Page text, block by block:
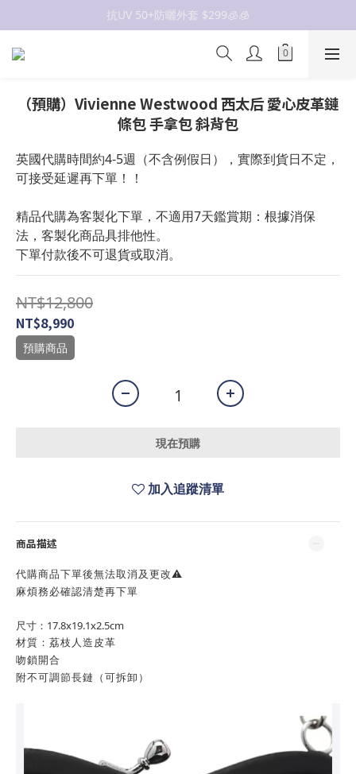
抗UV 50+防曬外套 $299🧊🧊
抗UV 50+防曬外套 $299🧊🧊
抗UV 50+防曬外套 $299🧊🧊
（預購）Vivienne Westwood 西太后 愛心皮革鏈
條包 手拿包 斜背包
英國代購時間約4-5週（不含例假日），實際到貨日不定，
可接受延遲再下單！！
精品代購為客製化下單，不適用7天鑑賞期：根據消保
法，客製化商品具排他性。
下單付款後不可退貨或取消。
NT$12,800
NT$8,990
預購商品
現在預購
加入追蹤清單
商品描述
代購商品下單後無法取消及更改⚠️
麻煩務必確認清楚再下單
尺寸：17.8x19.1x2.5cm
材質：荔枝人造皮革
吻鎖開合
附不可調節長鏈（可拆卸）